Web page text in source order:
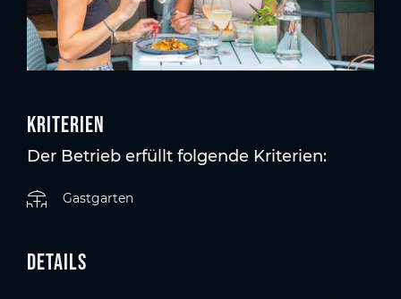
Kriterien
Der Betrieb erfüllt folgende Kriterien:
Gastgarten
Details